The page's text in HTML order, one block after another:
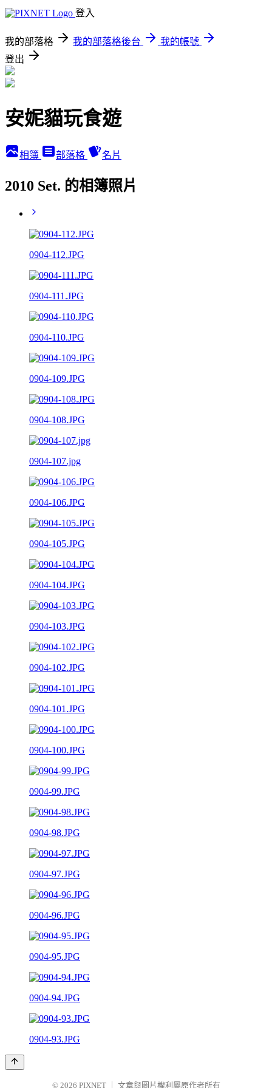
登入
我的部落格 我的部落格後台
我的帳號
登出
安妮貓玩食遊
相簿 部落格 名片
2010 Set. 的相簿照片
0904-112.JPG
0904-111.JPG
0904-110.JPG
0904-109.JPG
0904-108.JPG
0904-107.jpg
0904-106.JPG
0904-105.JPG
0904-104.JPG
0904-103.JPG
0904-102.JPG
0904-101.JPG
0904-100.JPG
0904-99.JPG
0904-98.JPG
0904-97.JPG
0904-96.JPG
0904-95.JPG
0904-94.JPG
0904-93.JPG
© 2026 PIXNET 文章與圖片權利屬原作者所有